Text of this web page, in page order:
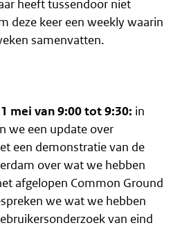
heeft tussendoor niet
deze keer een weekly waarin
samenvatten.
mei van 9:00 tot 9:30: in
we een update over
een demonstratie van de
over wat we hebben
afgelopen Common Ground
we wat we hebben
van eind